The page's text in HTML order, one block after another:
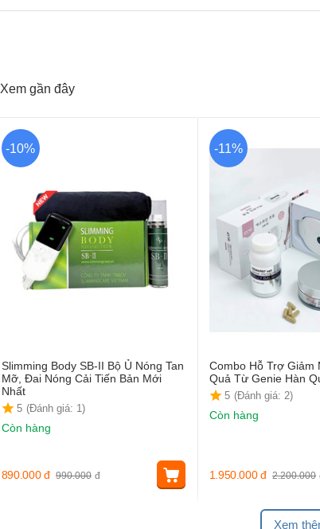
Xem gần đây
-10%
Slimming Body SB-II Bộ Ủ Nóng Tan
Mỡ, Đai Nóng Cải Tiến Bản Mới
Nhất
5 (Đánh giá: 1)
Còn hàng
990.000 đ
890.000 đ
-11%
Combo Hỗ Trợ Giảm
Quả Từ Genie Hàn
5 (Đánh giá: 2)
Còn hàng
2.200.000
1.950.000 đ
Xem